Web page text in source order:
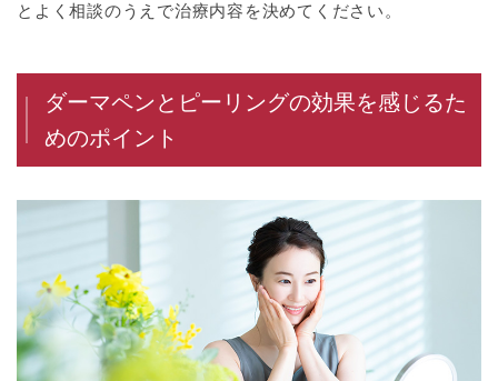
とよく相談のうえで治療内容を決めてください。
ダーマペンとピーリングの効果を感じるた
めのポイント